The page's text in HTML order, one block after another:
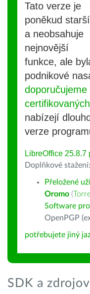
Tato verze je
poněkud starší
a neobsahuje
nejnovější
funkce, ale
podnikové
doporučujeme
nabízejí
verze
LibreOffice
Doplňkové stažení:
Přeložené
Oromo (
Software
OpenPGP
potřebujete jiný
SDK a